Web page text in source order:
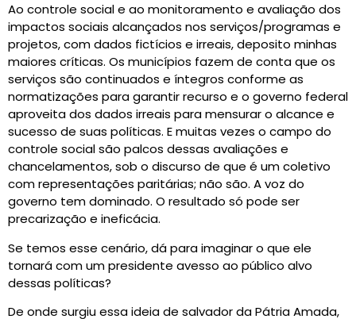
Ao controle social e ao monitoramento e avaliação dos
impactos sociais alcançados nos serviços/programas e
projetos, com dados fictícios e irreais, deposito minhas
maiores críticas. Os municípios fazem de conta que os
serviços são continuados e íntegros conforme as
normatizações para garantir recurso e o governo federal
aproveita dos dados irreais para mensurar o alcance e
sucesso de suas políticas. E muitas vezes o campo do
controle social são palcos dessas avaliações e
chancelamentos, sob o discurso de que é um coletivo
com representações paritárias; não são. A voz do
governo tem dominado. O resultado só pode ser
precarização e ineficácia.
Se temos esse cenário, dá para imaginar o que ele
tornará com um presidente avesso ao público alvo
dessas políticas?
De onde surgiu essa ideia de salvador da Pátria Amada,